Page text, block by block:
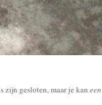
zijn gesloten, maar je kan